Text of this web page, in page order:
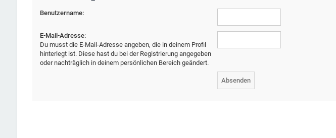
Benutzername:
E-Mail-Adresse:
Du musst die E-Mail-Adresse angeben, die in deinem Profil
hinterlegt ist. Diese hast du bei der Registrierung angegeben
oder nachträglich in deinem persönlichen Bereich geändert.